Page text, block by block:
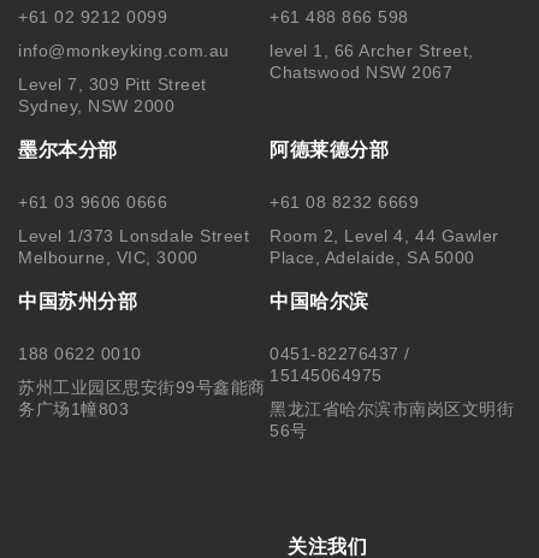
+61 02 9212 0099
info@monkeyking.com.au
Level 7, 309 Pitt Street
Sydney, NSW 2000
+61 488 866 598
level 1, 66 Archer Street,
Chatswood NSW 2067
墨尔本分部
+61 03 9606 0666
Level 1/373 Lonsdale Street
Melbourne, VIC, 3000
阿德莱德分部
+61 08 8232 6669
Room 2, Level 4, 44 Gawler
Place, Adelaide, SA 5000
中国苏州分部
188 0622 0010
苏州工业园区思安街99号鑫能商
务广场1幢803
中国哈尔滨
0451-82276437 /
15145064975
黑龙江省哈尔滨市南岗区文明街
56号
关注我们